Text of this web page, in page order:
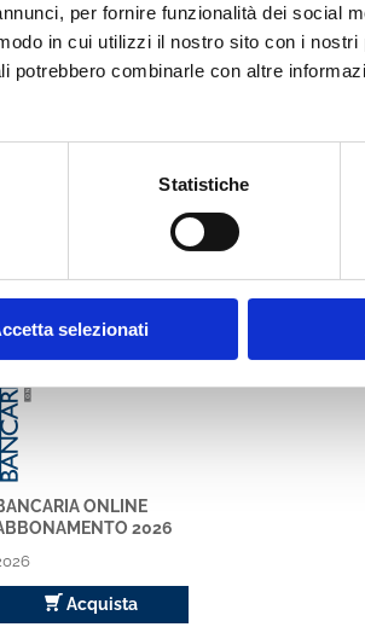
per fornire funzionalità dei social
in cui utilizzi il nostro sito con i
potrebbero combinarle con altre
Statistiche
selezionati
ONLINE
2026
Acquista